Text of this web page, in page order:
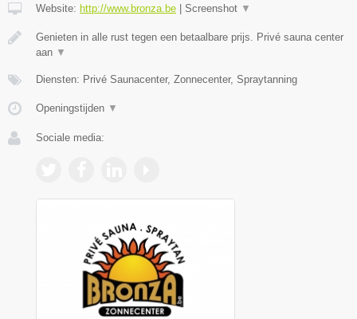
Website: http://www.bronza.be Screenshot ▼
Genieten in alle rust tegen een betaalbare prijs. Privé sauna center
aan ▼
Diensten: Privé Saunacenter, Zonnecenter, Spraytanning
Openingstijden ▼
Sociale media: